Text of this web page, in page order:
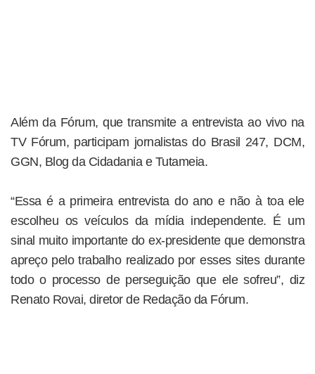
Além da Fórum, que transmite a entrevista ao vivo na
TV Fórum, participam jornalistas do Brasil 247, DCM,
GGN, Blog da Cidadania e Tutameia.
“Essa é a primeira entrevista do ano e não à toa ele
escolheu os veículos da mídia independente. É um
sinal muito importante do ex-presidente que demonstra
apreço pelo trabalho realizado por esses sites durante
todo o processo de perseguição que ele sofreu”, diz
Renato Rovai, diretor de Redação da Fórum.